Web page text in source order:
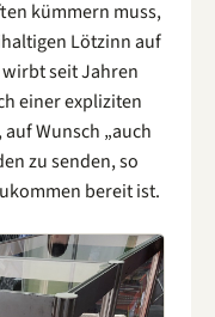
kümmern muss,
Lötzinn auf
seit Jahren
einer expliziten
Wunsch „auch
zu senden, so
bereit ist.